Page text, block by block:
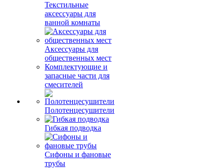
Текстильные
аксессуары для
ванной комнаты
Аксессуары для
общественных мест
Комплектующие и
запасные части для
смесителей
Полотенцесушители
Гибкая подводка
Сифоны и фановые
трубы